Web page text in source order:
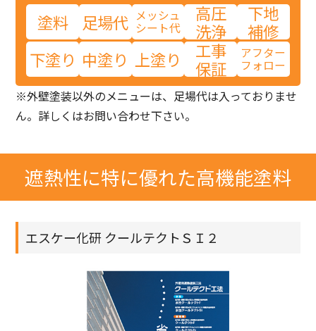
塗料 足場代 メッシュ
シート代
高圧
洗浄
下地
補修
下塗り 中塗り 上塗り
工事
保証
アフター
フォロー
※外壁塗装以外のメニューは、足場代は入っておりませ
ん。詳しくはお問い合わせ下さい。
遮熱性に特に優れた高機能塗料
エスケー化研 クールテクトＳＩ２